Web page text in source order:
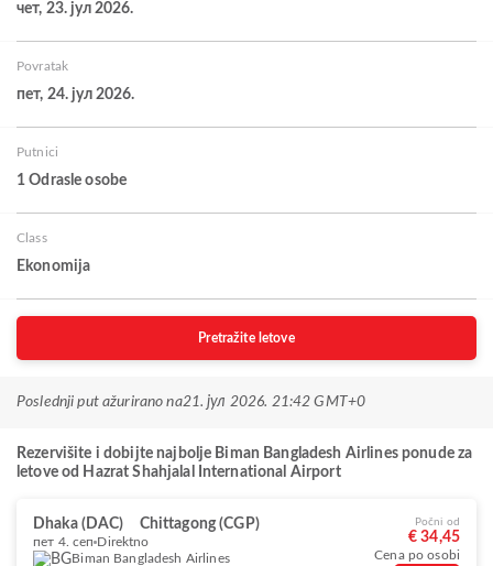
чет, 23. јул 2026.
Povratak
пет, 24. јул 2026.
Putnici
1 Odrasle osobe
Class
Ekonomija
Pretražite letove
Poslednji put ažurirano na21. јул 2026. 21:42 GMT+0
Rezervišite i dobijte najbolje Biman Bangladesh Airlines ponude za
letove od Hazrat Shahjalal International Airport
Dhaka (DAC) Chittagong (CGP)
пет 4. сеп Direktno
Biman Bangladesh Airlines
Počni od
€ 34,45
Cena po osobi